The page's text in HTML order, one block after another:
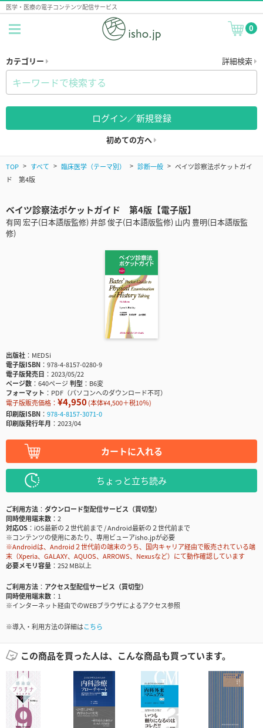
医学・医療の電子コンテンツ配信サービス
0
カテゴリー 詳細検索
ログイン／新規登録
初めての方へ
TOP すべて 臨床医学（テーマ別） 診断一般
ベイツ診察法ポケットガイ
ド 第4版
ベイツ診察法ポケットガイド 第4版【電子版】
有岡 宏子(日本語版監修) 井部 俊子(日本語版監修) 山内 豊明(日本語版監
修)
出版社
MEDSi
電子版ISBN
978-4-8157-0280-9
電子版発売日
2023/05/22
ページ数
640ページ判型
B6変
フォーマット
PDF（パソコンへのダウンロード不可）
電子版販売価格： ¥4,950(本体¥4,500＋税10％)
印刷版ISBN
978-4-8157-3071-0
印刷版発行年月
2023/04
カートに入れる
ちょっと立ち読み
ご利用方法
ダウンロード型配信サービス（買切型）
同時使用端末数
2
対応OS
iOS最新の２世代前まで / Android最新の２世代前まで
※コンテンツの使用にあたり、専用ビューアisho.jpが必要
※Androidは、Android２世代前の端末のうち、国内キャリア経由で販売されている端
末（Xperia、GALAXY、AQUOS、ARROWS、Nexusなど）にて動作確認しています
必要メモリ容量
252 MB以上
ご利用方法
アクセス型配信サービス（買切型）
同時使用端末数
1
※インターネット経由でのWEBブラウザによるアクセス参照
※導入・利用方法の詳細はこちら
この商品を買った人は、こんな商品も買っています。